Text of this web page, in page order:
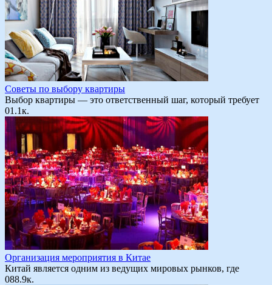
Советы по выбору квартиры
Выбор квартиры — это ответственный шаг, который требует
01.1к.
Организация мероприятия в Китае
Китай является одним из ведущих мировых рынков, где
088.9к.